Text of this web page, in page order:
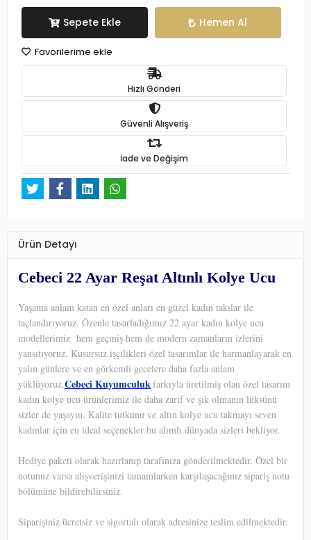
Sepete Ekle Hemen Al
Favorilerime ekle
Hızlı Gönderi
Güvenli Alışveriş
İade ve Değişim
Ürün Detayı
Cebeci 22 Ayar Reşat Altınlı Kolye Ucu
Yaşama anlam katan en özel anları en güzel kadın takılar ile
taçlandırıyoruz. Özenle tasarladığımız 22 ayar kadın kolye ucu
modellerimiz hem geçmiş hem de modern zamanların izlerini
yansıtıyoruz. Kusursuz işçilikleri özel tasarımlar ile harmanlayarak en
yalın günlere ve en görkemli gecelere daha fazla anlam
yüklüyoruz.Cebeci Kuyumculukfarkıyla üretilmiş olan özel tasarım
kadın kolye ucu ürünlerimiz ile daha zarif ve şık olmanın lüksünü
sizler de yaşayın. Kalite tutkunu ve altın kolye ucu takmayı seven
kadınlar için en ideal seçenekler bu alımlı dünyada sizleri bekliyor.
Hediye paketi olarak hazırlanıp tarafınıza gönderilmektedir. Özel bir
notunuz varsa alışverişinizi tamamlarken karşılaşacağınız sipariş notu
bölümüne bildirebilirsiniz.
Siparişiniz ücretsiz ve sigortalı olarak adresinize teslim edilmektedir.